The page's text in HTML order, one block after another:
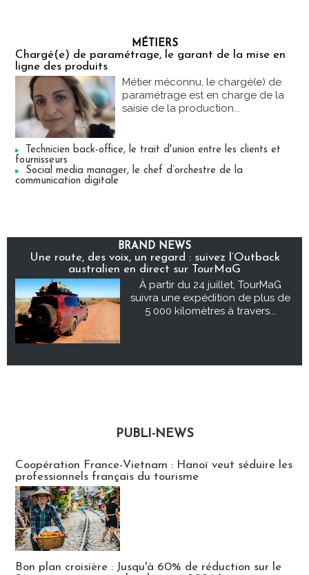
MÉTIERS
Chargé(e) de paramétrage, le garant de la mise en
ligne des produits
Métier méconnu, le chargé(e) de
paramétrage est en charge de la
saisie de la production...
Technicien back-office, le trait d'union entre les clients et
fournisseurs
Social media manager, le chef d’orchestre de la
communication digitale
BRAND NEWS
Une route, des voix, un regard : suivez l’Outback
australien en direct sur TourMaG
À partir du 24 juillet, TourMaG
suivra une expédition de plus de
5 000 kilomètres à travers...
PUBLI-NEWS
Coopération France-Vietnam : Hanoï veut séduire les
professionnels français du tourisme
Bon plan croisière : Jusqu'à 60% de réduction sur le